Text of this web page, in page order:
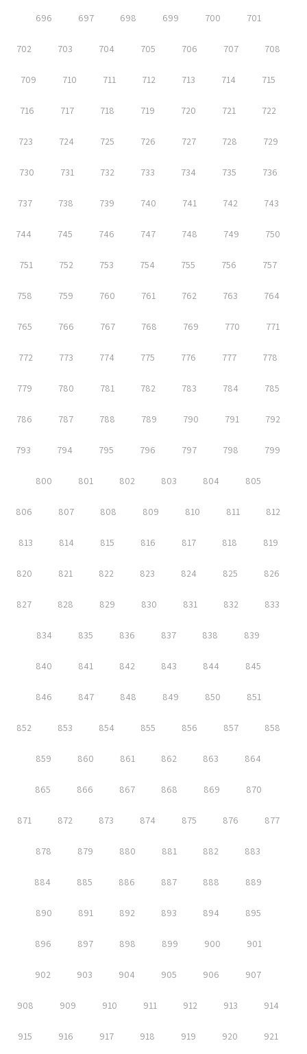
696 697 698 699 700 701
702 703 704 705 706 707 708
709 710 711 712 713 714 715
716 717 718 719 720 721 722
723 724 725 726 727 728 729
730 731 732 733 734 735 736
737 738 739 740 741 742 743
744 745 746 747 748 749 750
751 752 753 754 755 756 757
758 759 760 761 762 763 764
765 766 767 768 769 770 771
772 773 774 775 776 777 778
779 780 781 782 783 784 785
786 787 788 789 790 791 792
793 794 795 796 797 798 799
800 801 802 803 804 805
806 807 808 809 810 811 812
813 814 815 816 817 818 819
820 821 822 823 824 825 826
827 828 829 830 831 832 833
834 835 836 837 838 839
840 841 842 843 844 845
846 847 848 849 850 851
852 853 854 855 856 857 858
859 860 861 862 863 864
865 866 867 868 869 870
871 872 873 874 875 876 877
878 879 880 881 882 883
884 885 886 887 888 889
890 891 892 893 894 895
896 897 898 899 900 901
902 903 904 905 906 907
908 909 910 911 912 913 914
915 916 917 918 919 920 921